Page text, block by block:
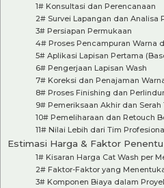
1# Konsultasi dan Perencanaan
2# Survei Lapangan dan Analisa
3# Persiapan Permukaan
4# Proses Pencampuran Warna
5# Aplikasi Lapisan Pertama
6# Pengerjaan Lapisan Wash
7# Koreksi dan Penajaman
8# Proses Finishing dan
9# Pemeriksaan Akhir dan Serah
10# Pemeliharaan dan Retouch
11# Nilai Lebih dari Tim
Estimasi Harga & Faktor
1# Kisaran Harga Cat Wash per
2# Faktor-Faktor yang
3# Komponen Biaya dalam